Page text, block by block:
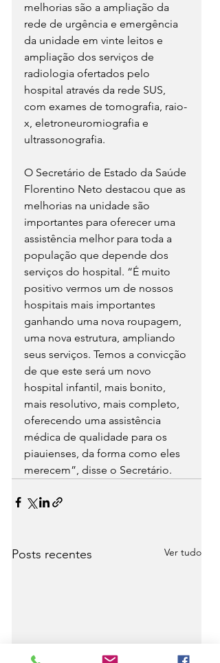
melhorias são a ampliação da
rede de urgência e emergência
da unidade em vinte leitos e
ampliação dos serviços de
radiologia ofertados pelo
hospital através da rede SUS,
com exames de tomografia, raio-
x, eletroneuromiografia e
ultrassonografia.
O Secretário de Estado da Saúde
Florentino Neto destacou que as
melhorias na unidade são
importantes para oferecer uma
assistência melhor para toda a
população que depende dos
serviços do hospital. “É muito
positivo vermos um de nossos
hospitais mais importantes
ganhando uma nova roupagem,
uma nova estrutura, ampliando
seus serviços. Temos a convicção
de que este será um novo
hospital infantil, mais bonito,
mais resolutivo, mais completo,
oferecendo uma assistência
médica de qualidade para os
piauienses, da forma como eles
merecem”, disse o Secretário.
Posts recentes Ver tudo